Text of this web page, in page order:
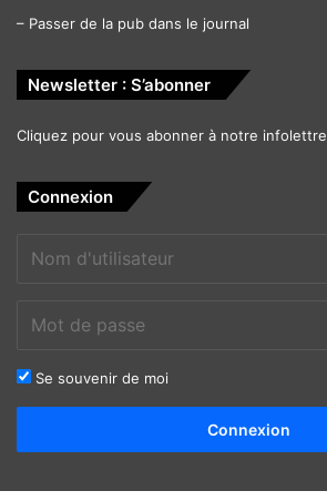
– Passer de la pub dans le journal
Newsletter : S’abonner
Cliquez pour vous abonner à notre infolettre
Connexion
Se souvenir de moi
Connexion